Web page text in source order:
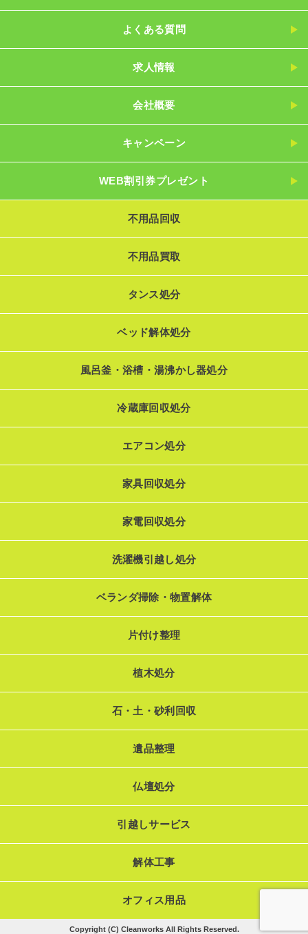
よくある質問
求人情報
会社概要
キャンペーン
WEB割引券プレゼント
不用品回収
不用品買取
タンス処分
ベッド解体処分
風呂釜・浴槽・湯沸かし器処分
冷蔵庫回収処分
エアコン処分
家具回収処分
家電回収処分
洗濯機引越し処分
ベランダ掃除・物置解体
片付け整理
植木処分
石・土・砂利回収
遺品整理
仏壇処分
引越しサービス
解体工事
オフィス用品
Copyright (C) Cleanworks All Rights Reserved.